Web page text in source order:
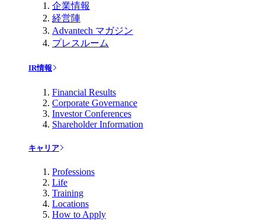
企業情報
経営陣
Advantech マガジン
プレスルーム
IR情報
Financial Results
Corporate Governance
Investor Conferences
Shareholder Information
キャリア
Professions
Life
Training
Locations
How to Apply